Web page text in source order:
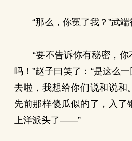
“那么，你冤了我？”武端
“要不告诉你有秘密，你
吗！”赵子曰笑了：“是这么
去啦，我想给你们说和说和
先前那样傻瓜似的了，入了
上洋派头了——”